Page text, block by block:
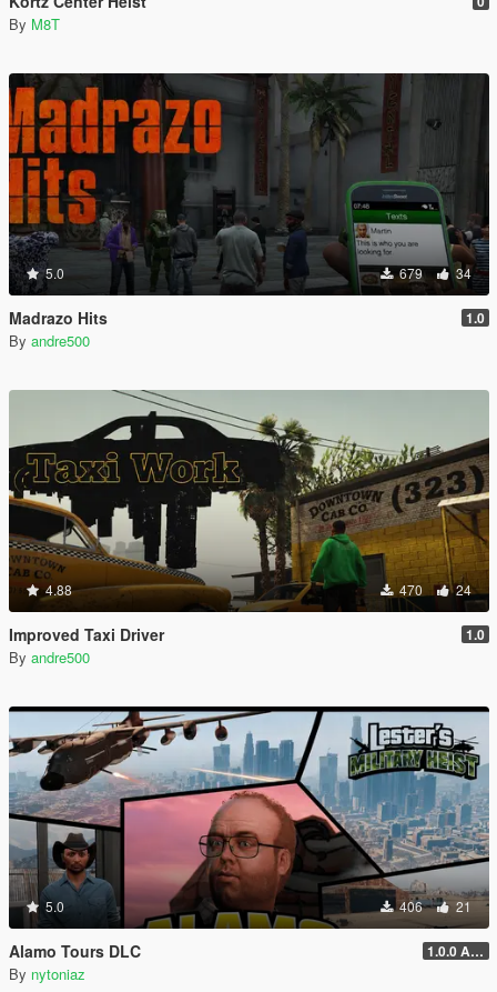
By M8T
5.0 679 34
Madrazo Hits 1.0
By andre500
4.88 470 24
Improved Taxi Driver 1.0
By andre500
5.0 406 21
Alamo Tours DLC 1.0.0 Alpha
By nytoniaz